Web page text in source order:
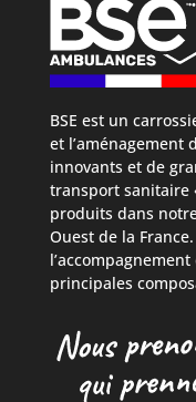
BSE est un
et l’aménagement
innovants et de
transport sanitaire
produits dans
Ouest de la
principales